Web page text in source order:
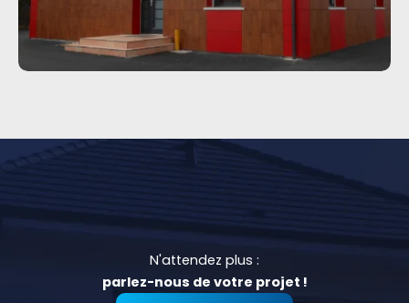
N'attendez plus :
parlez-nous de votre projet !